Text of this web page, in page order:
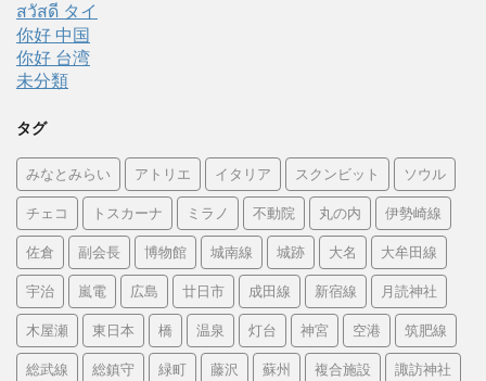
สวัสดี タイ
你好 中国
你好 台湾
未分類
タグ
みなとみらい アトリエ イタリア スクンビット ソウル
チェコ トスカーナ ミラノ 不動院 丸の内 伊勢崎線
佐倉 副会長 博物館 城南線 城跡 大名 大牟田線
宇治 嵐電 広島 廿日市 成田線 新宿線 月読神社
木屋瀬 東日本 橋 温泉 灯台 神宮 空港 筑肥線
総武線 総鎮守 緑町 藤沢 蘇州 複合施設 諏訪神社